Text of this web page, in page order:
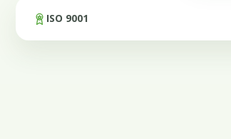
ISO 9001